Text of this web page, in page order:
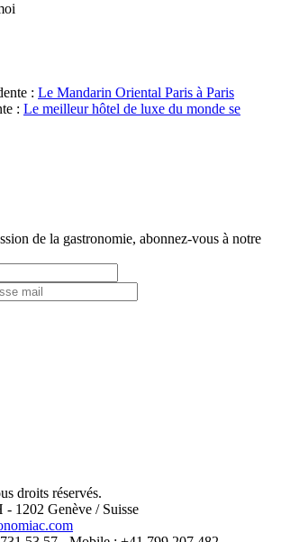
: Le Mandarin Oriental Paris à Paris
: Le meilleur hôtel de luxe du monde se
de la gastronomie, abonnez-vous à notre
X
droits réservés.
- 1202 Genève / Suisse